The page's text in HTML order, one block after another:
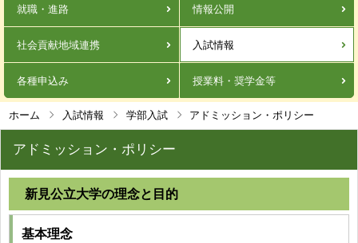
就職・進路 情報公開
社会貢献地域連携 入試情報
各種申込み 授業料・奨学金等
ホーム 入試情報 学部入試 アドミッション・ポリシー
アドミッション・ポリシー
新見公立大学の理念と目的
基本理念